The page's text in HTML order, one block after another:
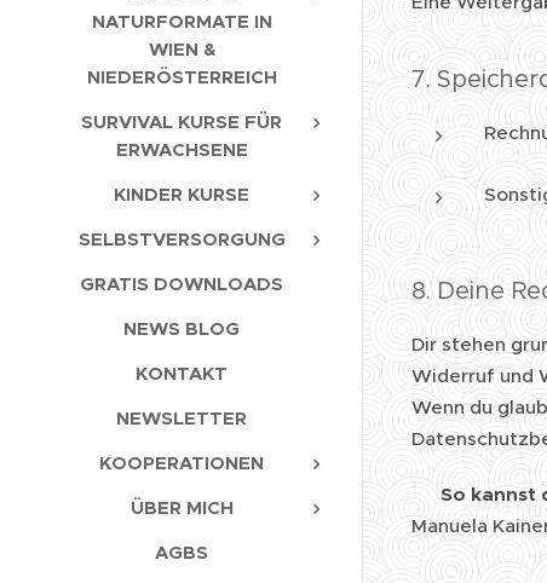
NATURFORMATE IN
WIEN &
NIEDERÖSTERREICH
SURVIVAL KURSE FÜR
ERWACHSENE
KINDER KURSE
SELBSTVERSORGUNG
GRATIS DOWNLOADS
NEWS BLOG
KONTAKT
NEWSLETTER
KOOPERATIONEN
ÜBER MICH
AGBS
7.
8. Deine
Dir stehen
Widerruf und
Wenn du
So kannst
Manuela